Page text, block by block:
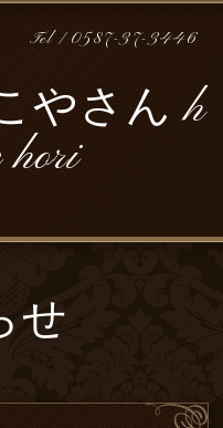
Tel / 0587-37-3446
やさん h
hori
せ